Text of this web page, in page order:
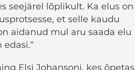
seejärel lõplikult. Ka elus on
et selle kaudu
aidanud mul aru saada elu
Elsi Johansoni, kes õpetas